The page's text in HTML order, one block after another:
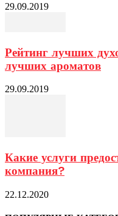
29.09.2019
Рейтинг лучших
лучших ароматов
29.09.2019
Какие услуги
компания?
22.12.2020